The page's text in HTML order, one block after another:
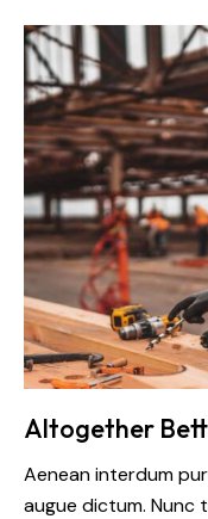
Altogether
Aenean interdum
augue dictum. Nunc